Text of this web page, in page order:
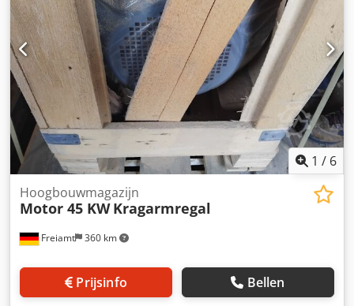
1 / 6
Freiamt 360 km
Hoogbouwmagazijn
Motor 45 KW Kragarmregal
Prijsinfo Bellen